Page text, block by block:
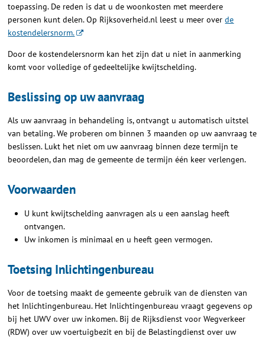
toepassing. De reden is dat u de woonkosten met meerdere
personen kunt delen. Op Rijksoverheid.nl leest u meer overde
kostendelersnorm.
Door de kostendelersnorm kan het zijn dat u niet in aanmerking
komt voor volledige of gedeeltelijke kwijtschelding.
Beslissing op uw aanvraag
Als uw aanvraag in behandeling is, ontvangt u automatisch uitstel
van betaling. We proberen om binnen 3 maanden op uw aanvraag te
beslissen. Lukt het niet om uw aanvraag binnen deze termijn te
beoordelen, dan mag de gemeente de termijn één keer verlengen.
Voorwaarden
U kunt kwijtschelding aanvragen als u een aanslag heeft
ontvangen.
Uw inkomen is minimaal en u heeft geen vermogen.
Toetsing Inlichtingenbureau
Voor de toetsing maakt de gemeente gebruik van de diensten van
het Inlichtingenbureau. Het Inlichtingenbureau vraagt gegevens op
bij het UWV over uw inkomen. Bij de Rijksdienst voor Wegverkeer
(RDW) over uw voertuigbezit en bij de Belastingdienst over uw